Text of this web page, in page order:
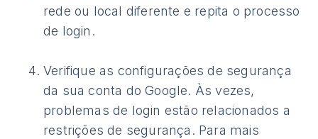
rede ou local diferente e repita o processo
de login.
Verifique as configurações de segurança
da sua conta do Google. Às vezes,
problemas de login estão relacionados a
restrições de segurança. Para mais